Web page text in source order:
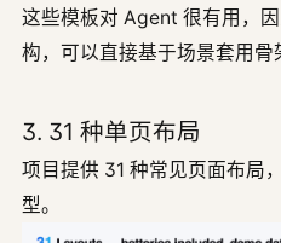
这些模板对 Agent 很有用，
构，可以直接基于场景套用骨
3. 31 种单页布局
项目提供 31 种常见页面布局
型。